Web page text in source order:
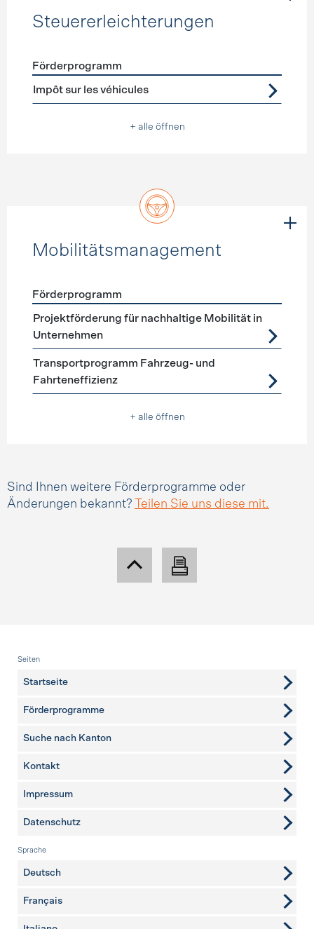
Steuererleichterungen
Förderprogramme Steuererleichterungen
Förderprogramm
Impôt sur les véhicules
+ alle öffnen
Mobilitätsmanagement
Förderprogramme Mobilitätsmanagement
Förderprogramm
Projektförderung für nachhaltige Mobilität in
Unternehmen
Transportprogramm Fahrzeug- und
Fahrteneffizienz
+ alle öffnen
Sind Ihnen weitere Förderprogramme oder
Änderungen bekannt?
Teilen Sie uns diese mit.
Fusszeile
Seiten
Startseite
Förderprogramme
Suche nach Kanton
weitere Seiten
Kontakt
Impressum
Datenschutz
Sprache
Deutsch
Français